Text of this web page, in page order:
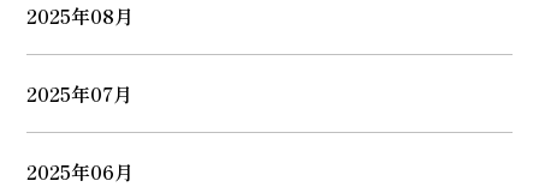
2025年08月
2025年07月
2025年06月